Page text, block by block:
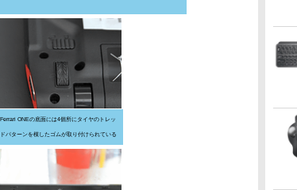
Ferrari ONEの底面には4個所にタイヤのトレッ
ドパターンを模したゴムが取り付けられている